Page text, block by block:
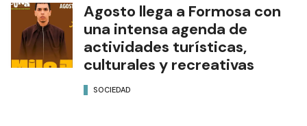
Agosto llega a Formosa con
una intensa agenda de
actividades turísticas,
culturales y recreativas
SOCIEDAD